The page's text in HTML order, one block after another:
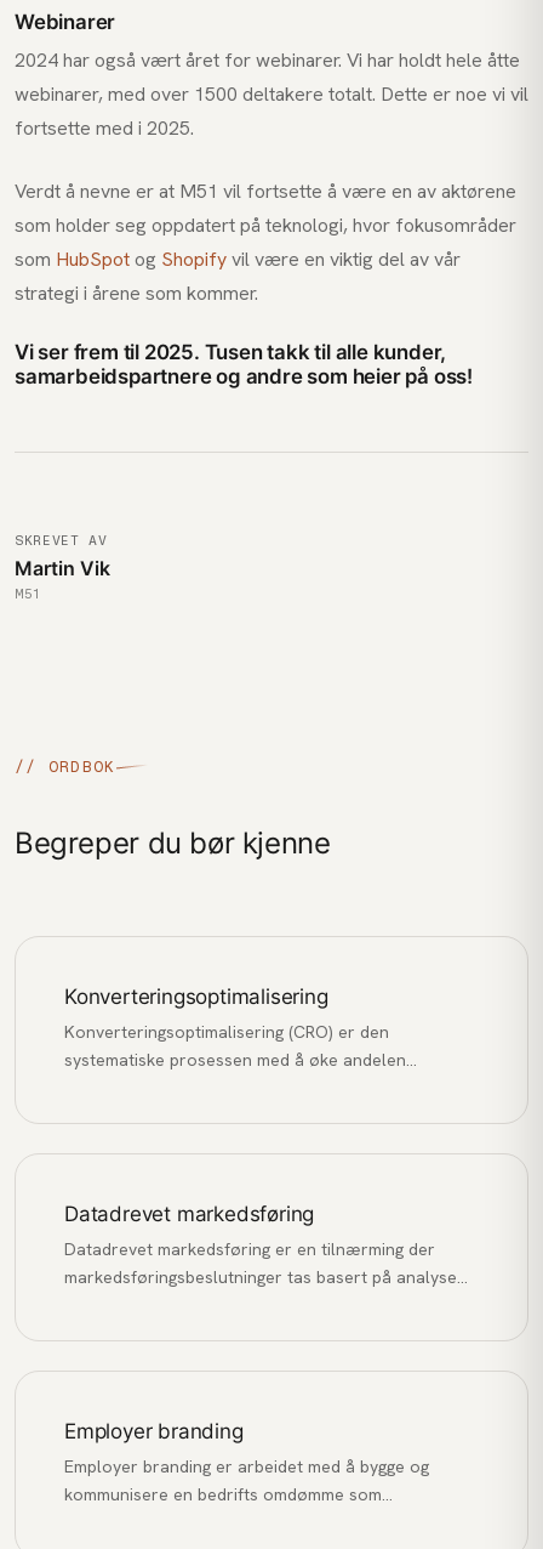
Webinarer
2024 har også vært året for webinarer. Vi har holdt hele åtte
webinarer, med over 1500 deltakere totalt. Dette er noe vi vil
fortsette med i 2025.
Verdt å nevne er at M51 vil fortsette å være en av aktørene
som holder seg oppdatert på teknologi, hvor fokusområder
som HubSpotog Shopifyvil være en viktig del av vår
strategi i årene som kommer.
Vi ser frem til 2025. Tusen takk til alle kunder,
samarbeidspartnere og andre som heier på oss!
SKREVET AV
Martin Vik
M51
// ORDBOK
Begreper du bør kjenne
Konverteringsoptimalisering
Konverteringsoptimalisering (CRO) er den
systematiske prosessen med å øke andelen
Datadrevet markedsføring
Datadrevet markedsføring er en tilnærming der
markedsføringsbeslutninger tas basert på analyse
Employer branding
Employer branding er arbeidet med å bygge og
kommunisere en bedrifts omdømme som